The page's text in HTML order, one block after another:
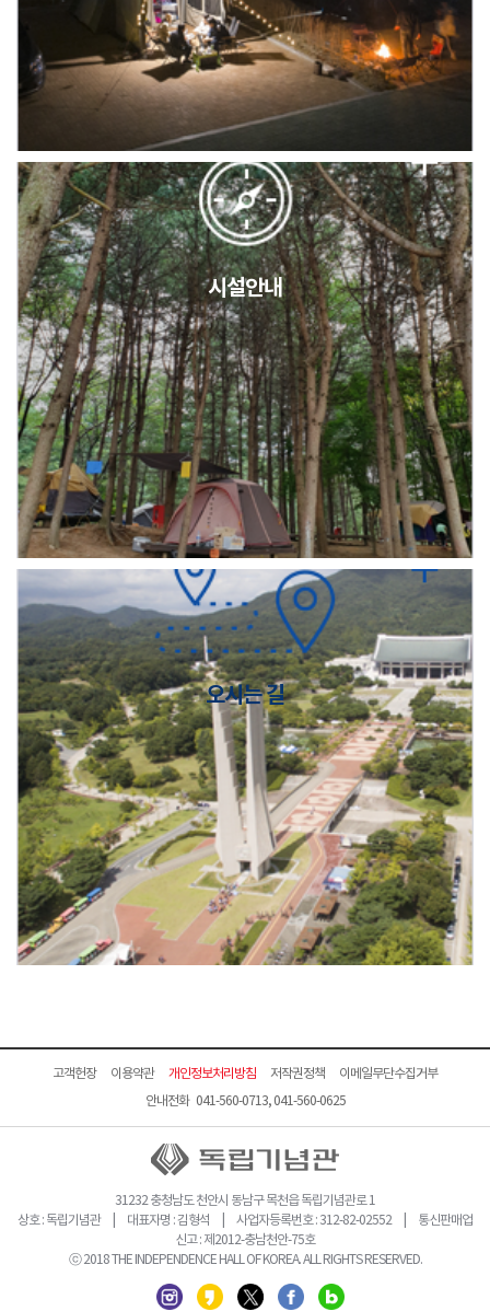
[6/1]전산시스템 점검 및 안정화에 따른 서비스 이용 제한 안내
시설안내
오시는 길
고객헌장 이용약관 개인정보처리방침 저작권정책
이메일무단수집거부
안내전화 041-560-0713, 041-560-0625
31232 충청남도 천안시 동남구 목천읍 독립기념관로 1
상호 : 독립기념관 | 대표자명 : 김형석 | 사업자등록번호 : 312-82-02552 | 통신판매업
신고 : 제2012-충남천안-75호
ⓒ 2018 THE INDEPENDENCE HALL OF KOREA. ALL RIGHTS RESERVED.